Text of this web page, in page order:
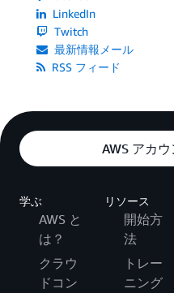
LinkedIn
Twitch
最新情報メール
RSS フィード
AWS アカ
学ぶ
AWS と
は？
クラウ
ドコン
リソース
開始方
法
トレー
ニング